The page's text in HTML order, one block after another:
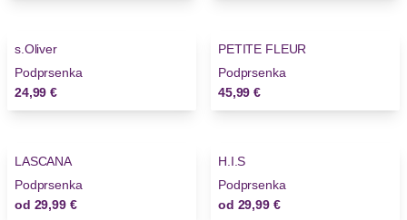
s.Oliver
Podprsenka
24,99 €
PETITE FLEUR
Podprsenka
45,99 €
LASCANA
Podprsenka
od 29,99 €
H.I.S
Podprsenka
od 29,99 €